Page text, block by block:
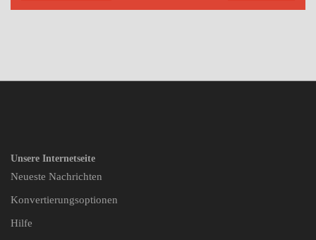
Unsere Internetseite
Neueste Nachrichten
Konvertierungsoptionen
Hilfe